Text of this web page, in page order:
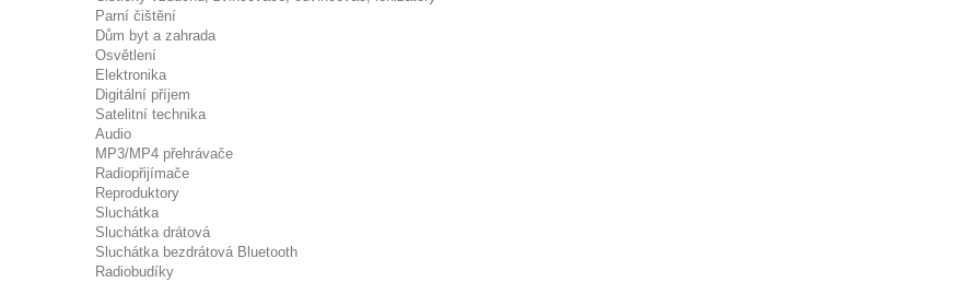
Parní čištění
Dům byt a zahrada
Osvětlení
Elektronika
Digitální příjem
Satelitní technika
Audio
MP3/MP4 přehrávače
Radiopřijímače
Reproduktory
Sluchátka
Sluchátka drátová
Sluchátka bezdrátová Bluetooth
Radiobudíky